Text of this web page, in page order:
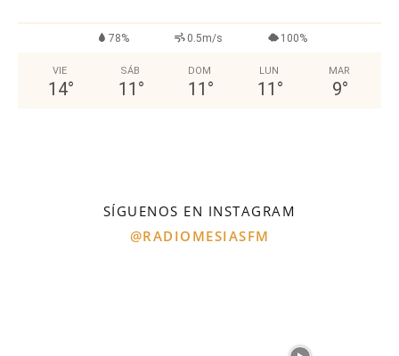
78% 0.5m/s 100%
VIE
14°
SÁB
11 °
DOM
11 °
LUN
11 °
MAR
9°
SÍGUENOS EN INSTAGRAM
@RADIOMESIASFM